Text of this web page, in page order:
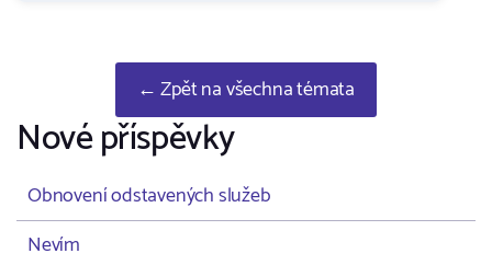
← Zpět na všechna témata
Nové příspěvky
Obnovení odstavených služeb
Nevím